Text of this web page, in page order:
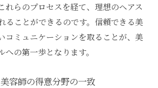
れらのプロセスを経て、理想のヘアス
ることができるのです。信頼できる美
コミュニケーションを取ることが、美
への第一歩となります。
容師の得意分野の一致